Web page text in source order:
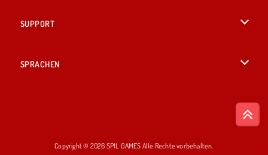
SUPPORT
SPRACHEN
Copyright © 2026 SPIL GAMES Alle Rechte vorbehalten.